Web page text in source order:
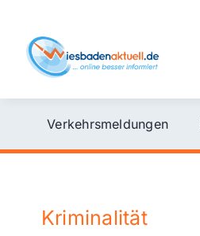
content
Verkehrsmeldungen
Kriminalität